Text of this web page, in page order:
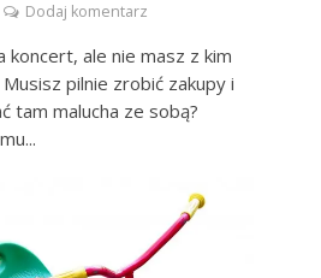
Dodaj komentarz
koncert, ale nie masz z kim
pilnie zrobić zakupy i
tam malucha ze sobą?